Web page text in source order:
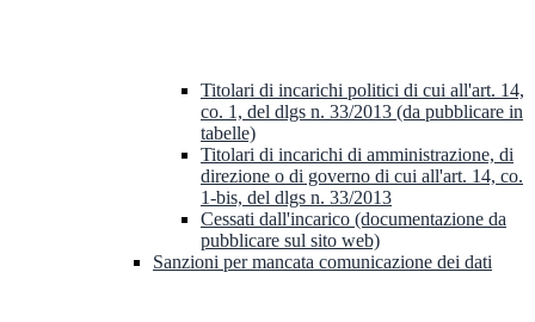
Titolari di incarichi politici di cui all'art. 14,
co. 1, del dlgs n. 33/2013 (da pubblicare in
tabelle)
Titolari di incarichi di amministrazione, di
direzione o di governo di cui all'art. 14, co.
1-bis, del dlgs n. 33/2013
Cessati dall'incarico (documentazione da
pubblicare sul sito web)
Sanzioni per mancata comunicazione dei dati